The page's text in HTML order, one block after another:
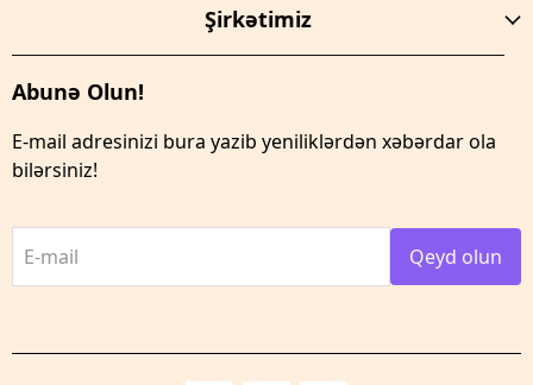
Şirkətimiz
Abunə Olun!
E-mail adresinizi bura yazib yeniliklərdən xəbərdar ola
bilərsiniz!
E-mail Qeyd olun